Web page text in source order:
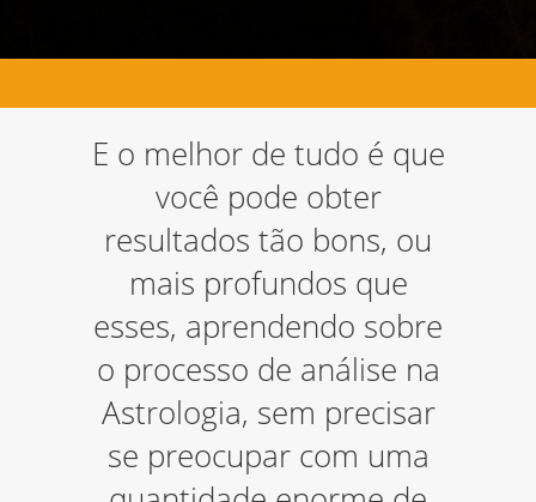
Obtendo
resultados
altamente
expressivos
como esses...
- Alvaro Domingues, Portugal
Acredito que todos os sonhos sejam
mensagens do inconsciente para o nosso
ego e que devemos aprender a entender a
sua linguagem. Tendo isso em mente, um
curso sobre análise dos sonhos seria o
melhor caminho para o aprendizado desta
E o melhor de tudo é que
você pode obter
resultados tão bons, ou
mais profundos que
esses, aprendendo sobre
o processo de análise na
Astrologia, sem precisar
se preocupar com uma